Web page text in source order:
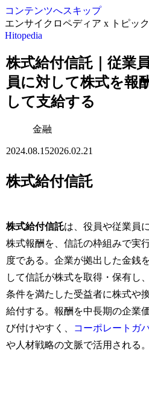
コンテンツへスキップ
エンサイクロペディア x トピッ
Hitopedia
株式給付信託｜従業
員に対して株式を報
して支給する
金融
2024.08.152026.02.21
株式給付信託
株式給付信託は、役員や従業員
株式報酬を、信託の枠組みで実
度である。企業が拠出した金銭
して信託が株式を取得・保有し
条件を満たした受益者に株式や
給付する。報酬を中長期の企業
び付けやすく、
コーポレートガ
や人材戦略の文脈で活用される。